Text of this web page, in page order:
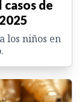
casos de
los niños en